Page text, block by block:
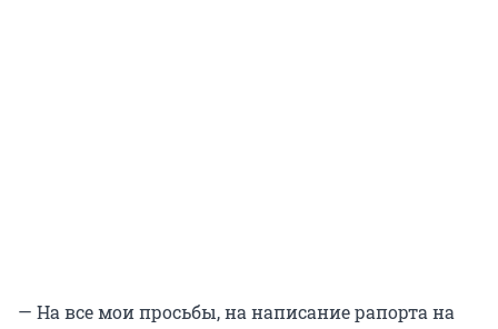
— На все мои просьбы, на написание рапорта на